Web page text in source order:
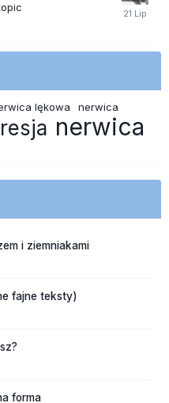
lękowa
nerwica
nerwica
i ziemniakami
fajne teksty)
forma